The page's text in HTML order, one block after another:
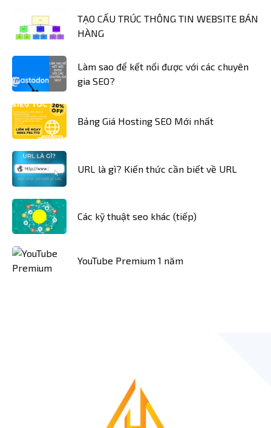
TẠO CẤU TRÚC THÔNG TIN WEBSITE BÁN
HÀNG
Làm sao để kết nối được với các chuyên
gia SEO?
Bảng Giá Hosting SEO Mới nhất
URL là gì? Kiến thức cần biết về URL
Các kỹ thuật seo khác (tiếp)
YouTube Premium 1 năm